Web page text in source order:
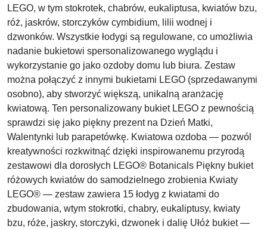
LEGO, w tym stokrotek, chabrów, eukaliptusa, kwiatów bzu,
róż, jaskrów, storczyków cymbidium, lilii wodnej i
dzwonków. Wszystkie łodygi są regulowane, co umożliwia
nadanie bukietowi spersonalizowanego wyglądu i
wykorzystanie go jako ozdoby domu lub biura. Zestaw
można połączyć z innymi bukietami LEGO (sprzedawanymi
osobno), aby stworzyć większą, unikalną aranżację
kwiatową. Ten personalizowany bukiet LEGO z pewnością
sprawdzi się jako piękny prezent na Dzień Matki,
Walentynki lub parapetówkę. Kwiatowa ozdoba — pozwól
kreatywności rozkwitnąć dzięki inspirowanemu przyrodą
zestawowi dla dorosłych LEGO® Botanicals Piękny bukiet
różowych kwiatów do samodzielnego zrobienia Kwiaty
LEGO® — zestaw zawiera 15 łodyg z kwiatami do
zbudowania, wtym stokrotki, chabry, eukaliptusy, kwiaty
bzu, róże, jaskry, storczyki, dzwonek i dalię Ułóż bukiet —